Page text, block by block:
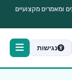
ומאמרים מקצועיים
נגישות